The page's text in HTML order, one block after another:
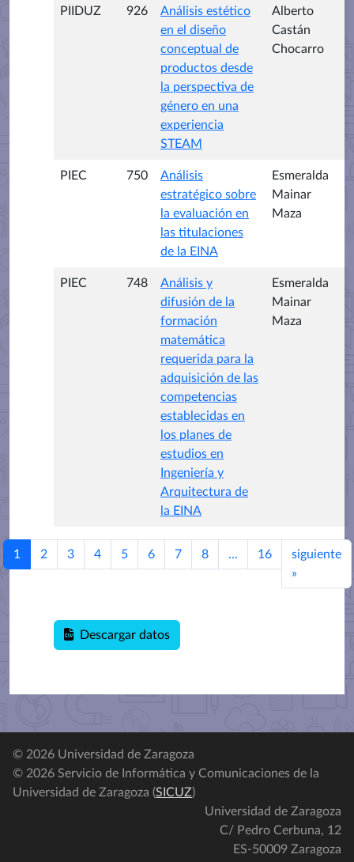
PIIDUZ 926
Análisis estético
en el diseño
conceptual de
productos desde
la perspectiva de
género en una
experiencia
STEAM
Alberto
Castán
Chocarro
PIEC 750
Análisis
estratégico sobre
la evaluación en
las titulaciones
de la EINA
Esmeralda
Mainar
Maza
PIEC 748
Análisis y
difusión de la
formación
matemática
requerida para la
adquisición de las
competencias
establecidas en
los planes de
estudios en
Ingeniería y
Arquitectura de
la EINA
Esmeralda
Mainar
Maza
1 2 3 4 5 6 7 8 ... 16
siguiente
»
Descargar datos
© 2026 Universidad de Zaragoza
© 2026 Servicio de Informática y Comunicaciones de la
Universidad de Zaragoza (SICUZ)
Universidad de Zaragoza
C/ Pedro Cerbuna, 12
ES-50009 Zaragoza